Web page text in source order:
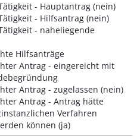
- Hauptantrag (nein)
- Hilfsantrag (nein)
- naheliegende
Hilfsanträge
Antrag - eingereicht mit
Antrag - zugelassen (nein)
Antrag - Antrag hätte
Verfahren
können (ja)